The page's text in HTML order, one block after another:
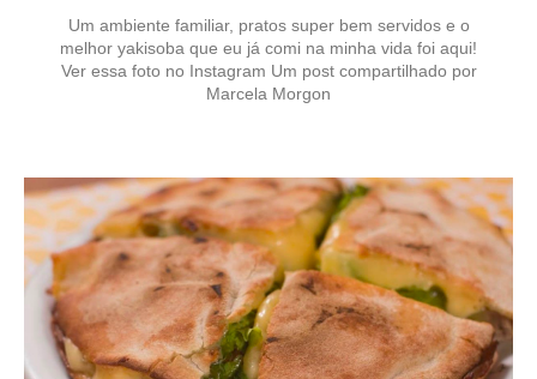
Um ambiente familiar, pratos super bem servidos e o
melhor yakisoba que eu já comi na minha vida foi aqui!
Ver essa foto no Instagram Um post compartilhado por
Marcela Morgon